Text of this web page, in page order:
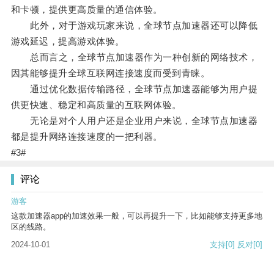
和卡顿，提供更高质量的通信体验。
此外，对于游戏玩家来说，全球节点加速器还可以降低
游戏延迟，提高游戏体验。
总而言之，全球节点加速器作为一种创新的网络技术，
因其能够提升全球互联网连接速度而受到青睐。
通过优化数据传输路径，全球节点加速器能够为用户提
供更快速、稳定和高质量的互联网体验。
无论是对个人用户还是企业用户来说，全球节点加速器
都是提升网络连接速度的一把利器。
#3#
评论
游客
这款加速器app的加速效果一般，可以再提升一下，比如能够支持更多地
区的线路。
2024-10-01
支持[0] 反对[0]